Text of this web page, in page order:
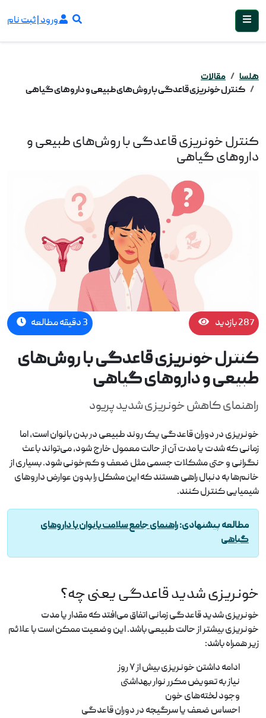
ورود | ثبت نام
هلسا
مقالات
کنترل خونریزی قاعدگی با روش‌های طبیعی و داروهای گیاهی
کنترل خونریزی قاعدگی با روش‌های طبیعی و
داروهای گیاهی
287 بازدید 3 دقیقه مطالعه
کنترل خونریزی قاعدگی با روش‌های
طبیعی و داروهای گیاهی
راهنمای کاهش خونریزی شدید پریود
خونریزی در دوران قاعدگی یک روند طبیعی در بدن بانوان است، اما
زمانی که شدت یا مدت آن از حالت معمول خارج شود، می‌تواند باعث
نگرانی و حتی مشکلات جسمی مثل ضعف و کم‌خونی شود. بسیاری از
خانم‌ها به دنبال راهی هستند که این مشکل را بدون عوارض داروهای
شیمیایی کنترل کنند.
مطالعه پیشنهادی:راهنمای جامع سلامت بانوان با داروهای
گیاهی
خونریزی شدید قاعدگی یعنی چه؟
خونریزی شدید قاعدگی زمانی اتفاق می‌افتد که مقدار یا مدت
خونریزی بیشتر از حالت طبیعی باشد. این وضعیت ممکن است با علائم
زیر همراه باشد:
ادامه داشتن خونریزی بیش از ۷ روز
نیاز به تعویض مکرر نوار بهداشتی
وجود لخته‌های خون
احساس ضعف یا سرگیجه در دوران قاعدگی